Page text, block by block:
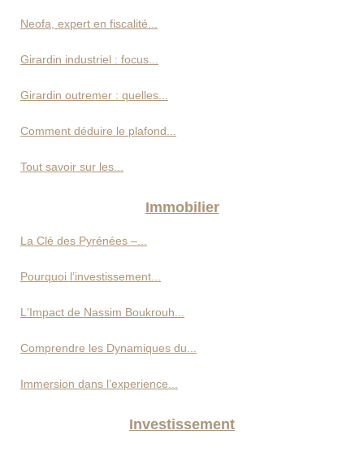
Neofa, expert en fiscalité...
Girardin industriel : focus...
Girardin outremer : quelles...
Comment déduire le plafond...
Tout savoir sur les...
Immobilier
La Clé des Pyrénées –...
Pourquoi l’investissement...
L'Impact de Nassim Boukrouh...
Comprendre les Dynamiques du...
Immersion dans l’experience...
Investissement